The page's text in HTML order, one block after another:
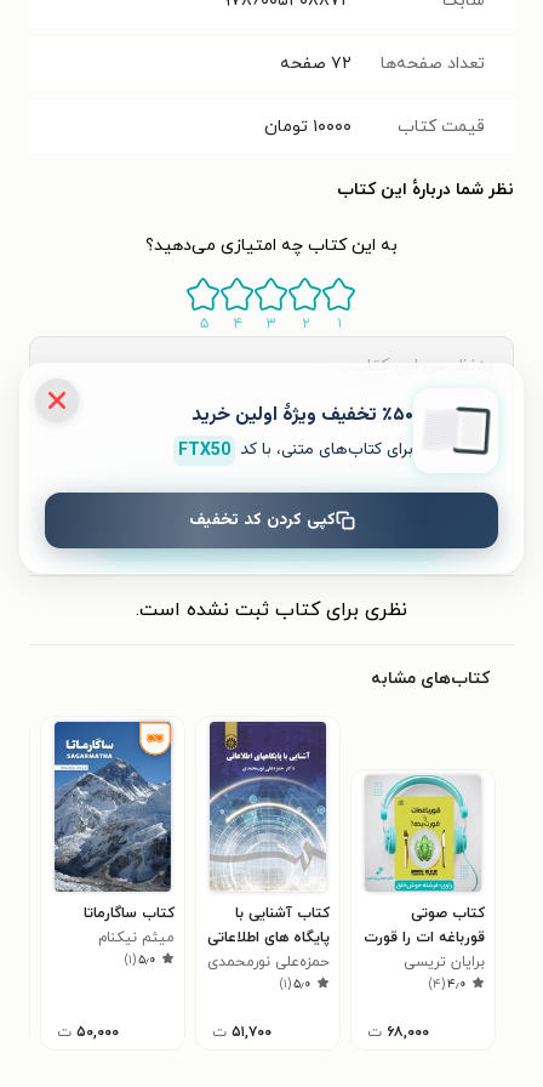
تعداد صفحه‌ها ۷۲ صفحه
قیمت کتاب ۱۰۰۰۰ تومان
نظر شما دربارهٔ این کتاب
به این کتاب چه امتیازی می‌دهید؟
۱ ۲ ۳ ۴ ۵
نظری برای کتاب ثبت نشده است.
کتاب‌های مشابه
کتاب صوتی
قورباغه‌ ات را قورت
بده!
برایان تریسی
۴٫۰(۴)
۶۸,۰۰۰ ت
کتاب آشنایی با
پایگاه های اطلاعاتی
حمزه‌علی نورمحمدی
۵٫۰(۱)
۵۱,۷۰۰ ت
کتاب ساگارماتا
میثم نیکنام
۵٫۰(۱)
۵۰,۰۰۰ ت
٪۵۰ تخفیف ویژۀ اولین خرید
برای کتاب‌های متنی، با کد FTX50
کپی کردن کد تخفیف